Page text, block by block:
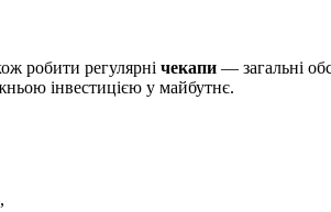
робити регулярні чекапи — загальні
інвестицією у майбутнє.